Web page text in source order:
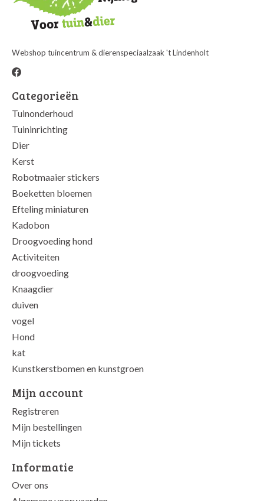
Webshop tuincentrum & dierenspeciaalzaak 't Lindenholt
Categorieën
Tuinonderhoud
Tuininrichting
Dier
Kerst
Robotmaaier stickers
Boeketten bloemen
Efteling miniaturen
Kadobon
Droogvoeding hond
Activiteiten
droogvoeding
Knaagdier
duiven
vogel
Hond
kat
Kunstkerstbomen en kunstgroen
Mijn account
Registreren
Mijn bestellingen
Mijn tickets
Informatie
Over ons